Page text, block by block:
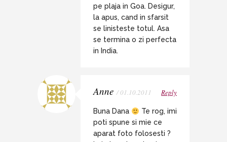
pe plaja in Goa. Desigur,
la apus, cand in sfarsit
se linisteste totul. Asa
se termina o zi perfecta
in India.
Anne / 01.10.2011 Reply
Buna Dana
Te rog, imi
poti spune si mie ce
aparat foto folosesti ?